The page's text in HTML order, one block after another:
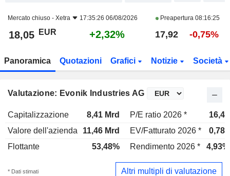
Mercato chiuso - Xetra 17:35:26 06/08/2026 Preapertura 08:16:25
18,05 EUR +2,32% 17,92 -0,75%
Panoramica Quotazioni Grafici Notizie Società
Valutazione: Evonik Industries AG
Capitalizzazione 8,41 Mrd P/E ratio 2026 *
16,4x
Valore dell'azienda
11,46 Mrd EV/Fatturato 2026 *
0,78x
Flottante
53,48% Rendimento 2026 * 4,93%
* Dati stimati Altri multipli di valutazione